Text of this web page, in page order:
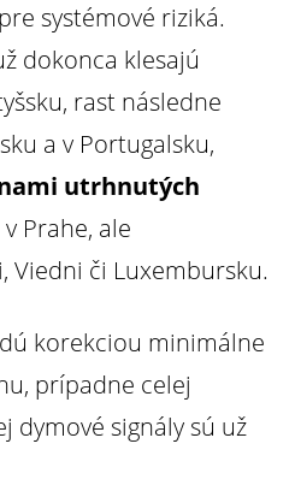
systémové riziká.
dokonca klesajú
rast následne
a v Portugalsku,
utrhnutých
Prahe, ale
Viedni či Luxembursku.
korekciou minimálne
prípadne celej
dymové signály sú už